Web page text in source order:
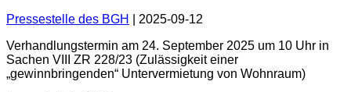
Pressestelle des BGH
2025-09-12
Verhandlungstermin am 24. September 2025 um 10 Uhr in
Sachen VIII ZR 228/23 (Zulässigkeit einer
„gewinnbringenden“ Untervermietung von Wohnraum)